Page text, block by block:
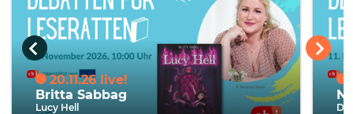
20.11.26
Britta Sabbag
Lucy Hell